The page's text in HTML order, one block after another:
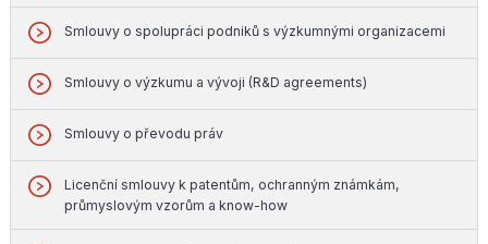
Smlouvy o spolupráci podniků s výzkumnými organizacemi
Smlouvy o výzkumu a vývoji (R&D agreements)
Smlouvy o převodu práv
Licenční smlouvy k patentům, ochranným známkám,
průmyslovým vzorům a know-how